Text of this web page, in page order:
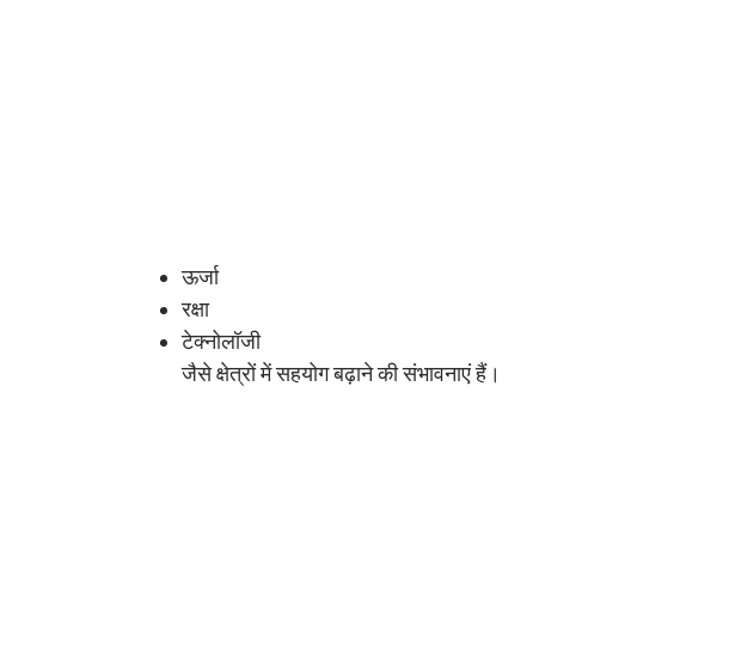
ऊर्जा
रक्षा
टेक्नोलॉजी
जैसे क्षेत्रों में सहयोग बढ़ाने की संभावनाएं हैं।